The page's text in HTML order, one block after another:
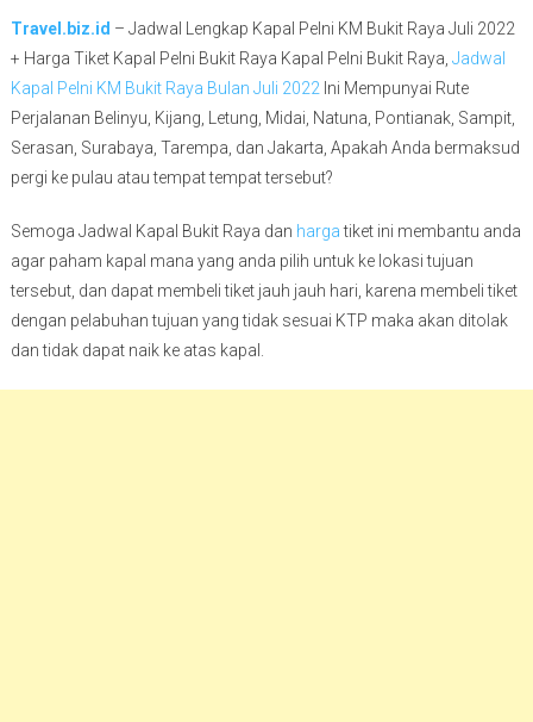
Travel.biz.id – Jadwal Lengkap Kapal Pelni KM Bukit Raya Juli 2022
+ Harga Tiket Kapal Pelni Bukit Raya Kapal Pelni Bukit Raya, Jadwal
Kapal Pelni KM Bukit Raya Bulan Juli 2022 Ini Mempunyai Rute
Perjalanan Belinyu, Kijang, Letung, Midai, Natuna, Pontianak, Sampit,
Serasan, Surabaya, Tarempa, dan Jakarta, Apakah Anda bermaksud
pergi ke pulau atau tempat tempat tersebut?
Semoga Jadwal Kapal Bukit Raya dan hargatiket ini membantu anda
agar paham kapal mana yang anda pilih untuk ke lokasi tujuan
tersebut, dan dapat membeli tiket jauh jauh hari, karena membeli tiket
dengan pelabuhan tujuan yang tidak sesuai KTP maka akan ditolak
dan tidak dapat naik ke atas kapal.